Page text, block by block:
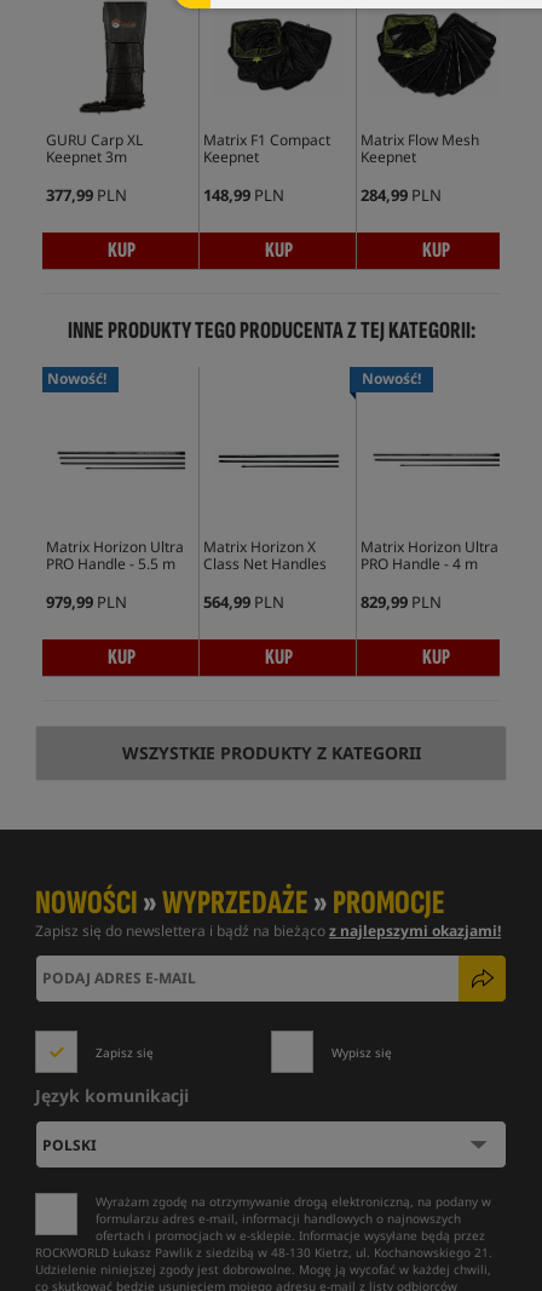
GURU Carp XL
Keepnet 3m
377,99 PLN
KUP
Matrix F1 Compact
Keepnet
148,99 PLN
KUP
Matrix Flow Mesh
Keepnet
284,99 PLN
KUP
INNE PRODUKTY TEGO PRODUCENTA Z TEJ KATEGORII:
Nowość!
Matrix Horizon Ultra
PRO Handle - 5.5 m
979,99 PLN
KUP
Matrix Horizon X
Class Net Handles
564,99 PLN
KUP
Nowość!
Matrix Horizon Ultra
PRO Handle - 4 m
829,99 PLN
KUP
WSZYSTKIE PRODUKTY Z KATEGORII
NOWOŚCI»WYPRZEDAŻE»PROMOCJE
Zapisz się do newslettera i bądź na bieżącoz najlepszymi okazjami!
Zapisz się Wypisz się
Język komunikacji
Wyrażam zgodę na otrzymywanie drogą elektroniczną, na podany w
formularzu adres e-mail, informacji handlowych o najnowszych
ofertach i promocjach w e-sklepie. Informacje wysyłane będą przez
ROCKWORLD Łukasz Pawlik z siedzibą w 48-130 Kietrz, ul. Kochanowskiego 21.
Udzielenie niniejszej zgody jest dobrowolne. Mogę ją wycofać w każdej chwili,
co skutkować będzie usunięciem mojego adresu e-mail z listy odbiorców